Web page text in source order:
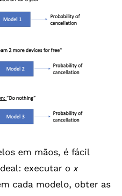
em mãos, é fácil
executar ox
cada modelo, obter as